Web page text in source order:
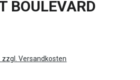
BOULEVARD
zzgl. Versandkosten